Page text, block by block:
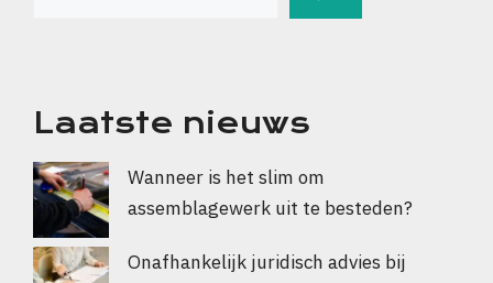
Laatste nieuws
Wanneer is het slim om
assemblagewerk uit te besteden?
Onafhankelijk juridisch advies bij